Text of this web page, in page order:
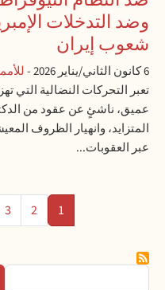
وضد التدخلات
شعوب إيران
6 كانون الثاني/يناير 2026 -
تعبر التحركات النضالية التي
عميق، ناشئٍ عن عقود من
المتزايد، وانهيار الظروف
عبر العقوبات...
ترقيم الصفحات
الصفحة
1 الصفحة
2
3